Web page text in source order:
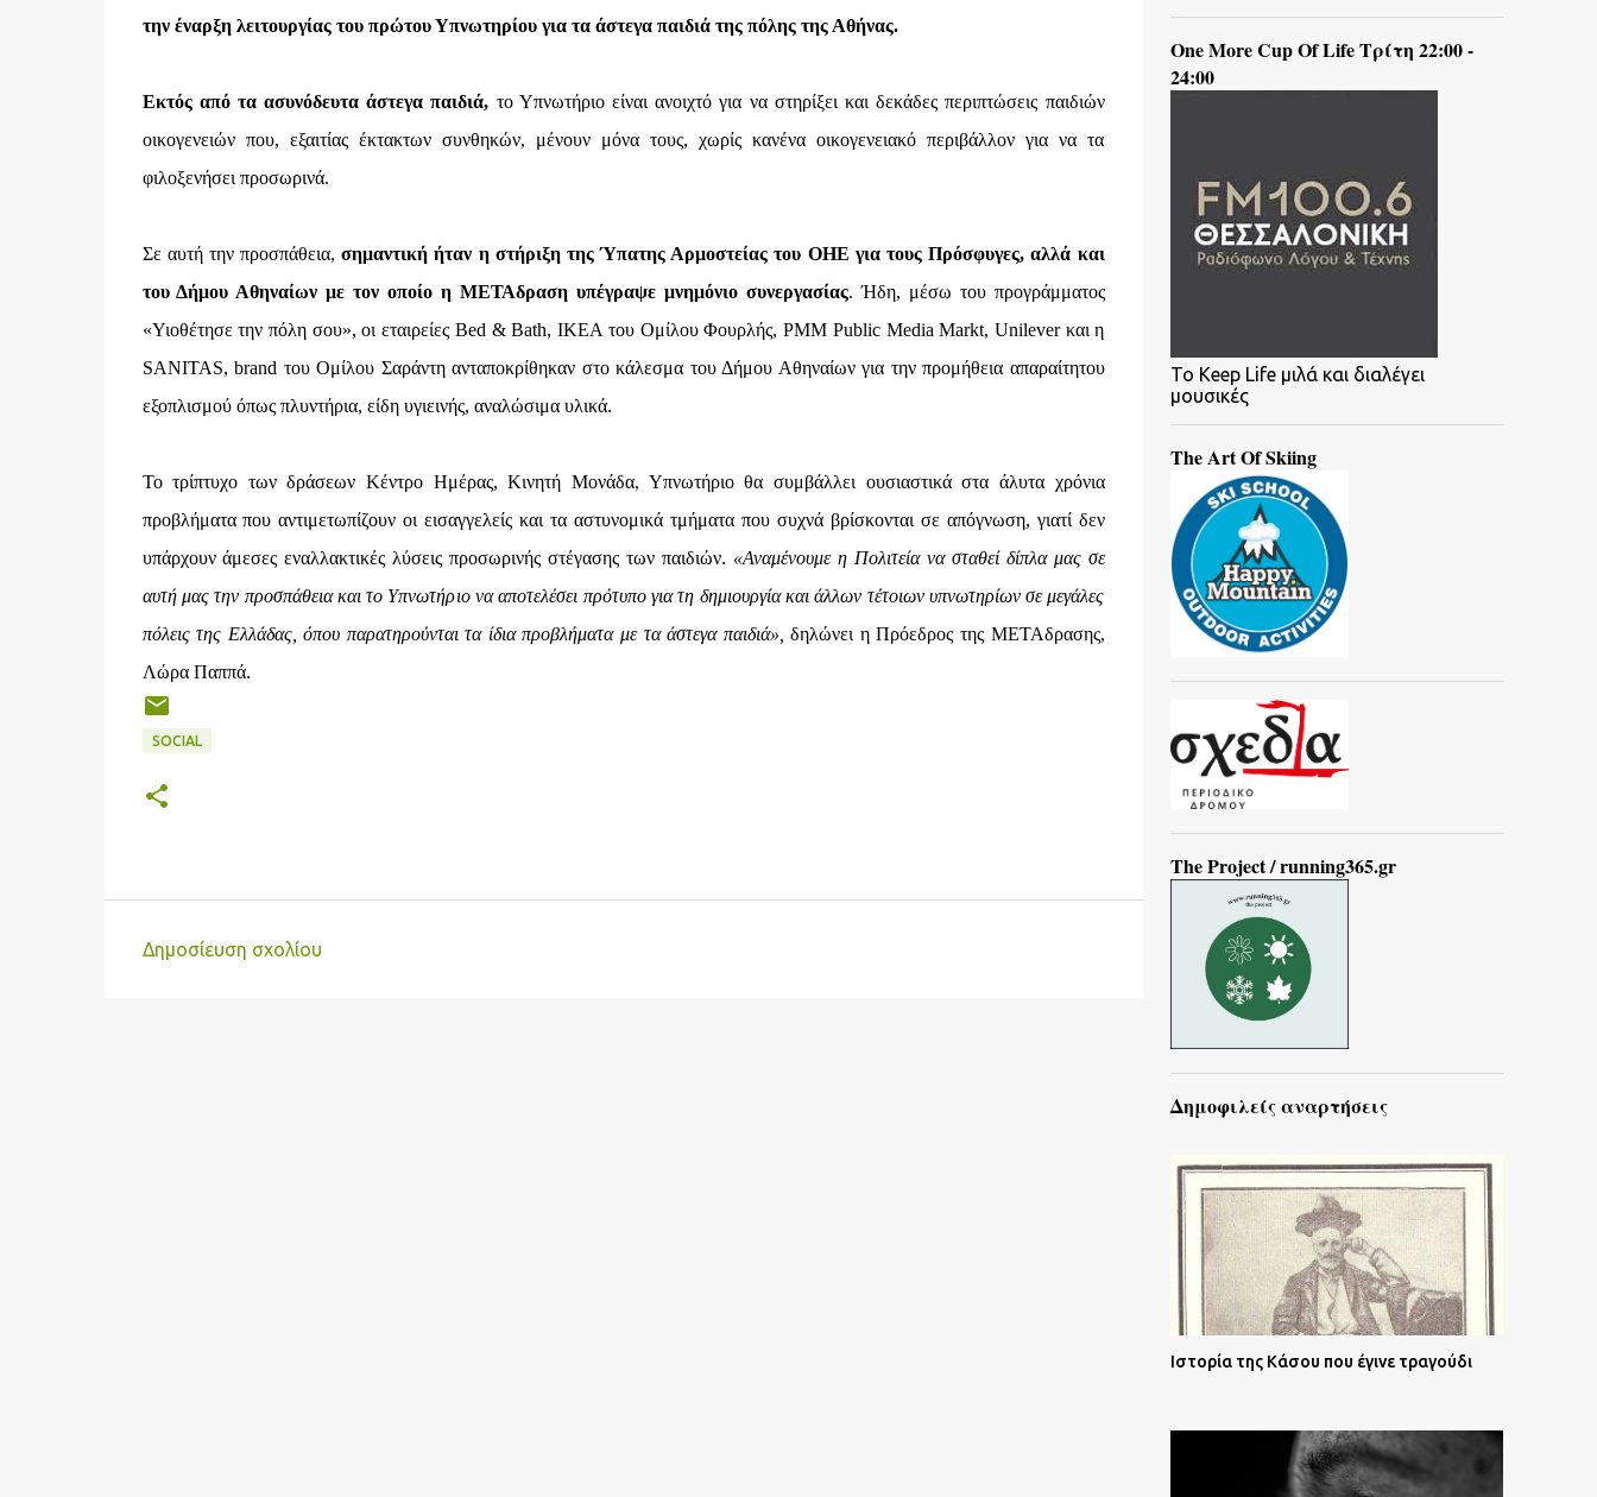
την έναρξη λειτουργίας του πρώτου Υπνωτηρίου για τα άστεγα παιδιά της πόλης της Αθήνας.
Εκτός από τα ασυνόδευτα άστεγα παιδιά, το Υπνωτήριο είναι ανοιχτό για να στηρίξει και δεκάδες περιπτώσεις παιδιών
οικογενειών που, εξαιτίας έκτακτων συνθηκών, μένουν μόνα τους, χωρίς κανένα οικογενειακό περιβάλλον για να τα
φιλοξενήσει προσωρινά.
Σε αυτή την προσπάθεια,σημαντική ήταν η στήριξη της Ύπατης Αρμοστείας του ΟΗΕ για τους Πρόσφυγες, αλλά και
του Δήμου Αθηναίων με τον οποίο η ΜΕΤΑδραση υπέγραψε μνημόνιο συνεργασίας. Ήδη, μέσω του προγράμματος
«Υιοθέτησε την πόλη σου», οι εταιρείες Bed & Bath, IKEA του Ομίλου Φουρλής, PMM Public Media Markt, Unilever και η
SANITAS, brand του Oμίλου Σαράντη ανταποκρίθηκαν στο κάλεσμα του Δήμου Αθηναίων για την προμήθεια απαραίτητου
εξοπλισμού όπως πλυντήρια, είδη υγιεινής, αναλώσιμα υλικά.
Το τρίπτυχο των δράσεων Κέντρο Ημέρας, Κινητή Μονάδα, Υπνωτήριο θα συμβάλλει ουσιαστικά στα άλυτα χρόνια
προβλήματα που αντιμετωπίζουν οι εισαγγελείς και τα αστυνομικά τμήματα που συχνά βρίσκονται σε απόγνωση, γιατί δεν
υπάρχουν άμεσες εναλλακτικές λύσεις προσωρινής στέγασης των παιδιών. «Αναμένουμε η Πολιτεία να σταθεί δίπλα μας σε
αυτή μας την προσπάθεια και το Υπνωτήριο να αποτελέσει πρότυπο για τη δημιουργία και άλλων τέτοιων υπνωτηρίων σε μεγάλες
πόλεις της Ελλάδας, όπου παρατηρούνται τα ίδια προβλήματα με τα άστεγα παιδιά», δηλώνει η Πρόεδρος της ΜΕΤΑδρασης,
Λώρα Παππά.
SOCIAL
Δημοσίευση σχολίου
One More Cup Of Life Τρίτη 22:00 -
24:00
To Keep Life μιλά και διαλέγει
μουσικές
The Art Of Skiing
The Project / running365.gr
Δημοφιλείς αναρτήσεις
Ιστορία της Κάσου που έγινε τραγούδι